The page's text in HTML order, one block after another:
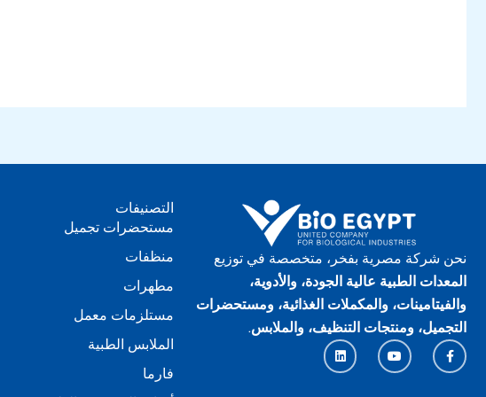
نحن شركة مصرية بفخر، متخصصة في توزيع
المعدات الطبية عالية الجودة، والأدوية،
والفيتامينات، والمكملات الغذائية، ومستحضرات
التجميل، ومنتجات التنظيف، والملابس.
F
a
c
Y
o
u
L
i
n
التصنيفات
مستحضرات تجميل
منظفات
مطهرات
مستلزمات معمل
الملابس الطبية
فارما